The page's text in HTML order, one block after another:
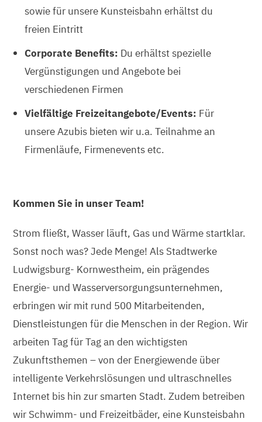
sowie für unsere Kunsteisbahn erhältst du
freien Eintritt
Corporate Benefits: Du erhältst spezielle
Vergünstigungen und Angebote bei
verschiedenen Firmen
Vielfältige Freizeitangebote/Events: Für
unsere Azubis bieten wir u.a. Teilnahme an
Firmenläufe, Firmenevents etc.
Kommen Sie in unser Team!
Strom fließt, Wasser läuft, Gas und Wärme startklar.
Sonst noch was? Jede Menge! Als Stadtwerke
Ludwigsburg- Kornwestheim, ein prägendes
Energie- und Wasserversorgungsunternehmen,
erbringen wir mit rund 500 Mitarbeitenden,
Dienstleistungen für die Menschen in der Region. Wir
arbeiten Tag für Tag an den wichtigsten
Zukunftsthemen – von der Energiewende über
intelligente Verkehrslösungen und ultraschnelles
Internet bis hin zur smarten Stadt. Zudem betreiben
wir Schwimm- und Freizeitbäder, eine Kunsteisbahn